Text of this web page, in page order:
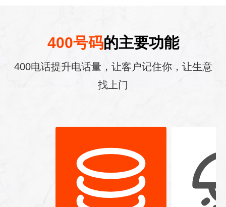
400号码的主要功能
400电话提升电话量，让客户记住你，让生意
找上门